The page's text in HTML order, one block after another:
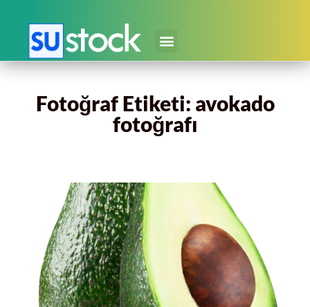
Fotoğraf Etiketi: avokado
fotoğrafı